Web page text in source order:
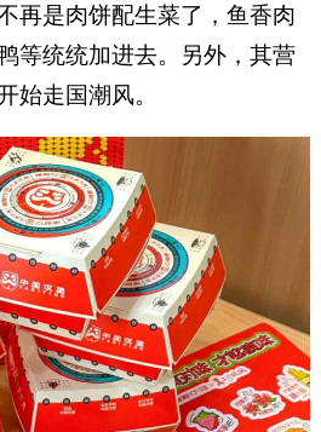
再是肉饼配生菜了，鱼香肉
等统统加进去。另外，其营
始走国潮风。